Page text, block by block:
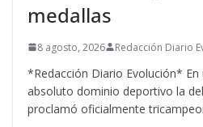
medallas
8 agosto, 2026 Redacción Diario
*Redacción Diario Evolución*
absoluto dominio deportivo la
proclamó oficialmente